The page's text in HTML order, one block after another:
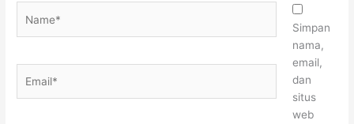
Simpan
nama,
email,
dan
situs
web